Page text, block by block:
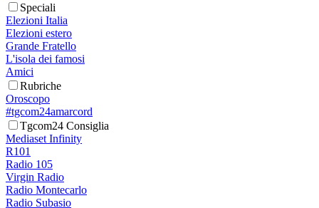
Speciali
Elezioni Italia
Elezioni estero
Grande Fratello
L'isola dei famosi
Amici
Rubriche
Oroscopo
#tgcom24amarcord
Tgcom24 Consiglia
Mediaset Infinity
R101
Radio 105
Virgin Radio
Radio Montecarlo
Radio Subasio